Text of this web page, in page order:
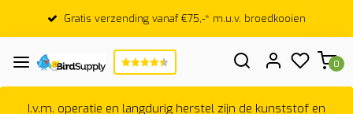
Gratis verzending vanaf €75,-* m.u.v. broedkooien
0
I.v.m. operatie en langdurig herstel zijn de kunststof en